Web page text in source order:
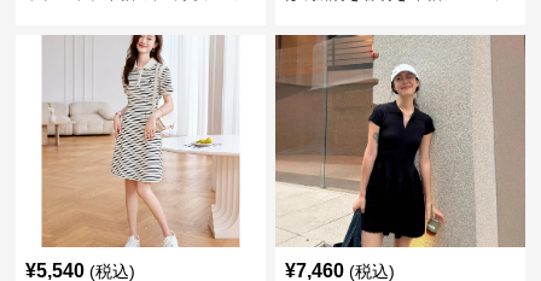
¥5,540 (税込) ¥7,460 (税込)